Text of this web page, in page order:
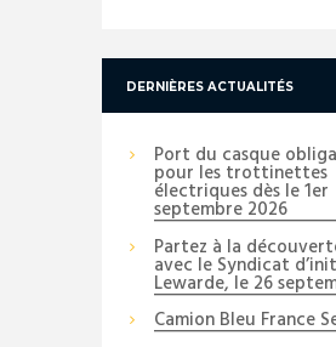
DERNIÈRES ACTUALITÉS
Port du casque
pour les trottinettes
électriques dès le 1er
septembre 2026
Partez à la
avec le Syndicat
Lewarde, le 26
Camion Bleu France